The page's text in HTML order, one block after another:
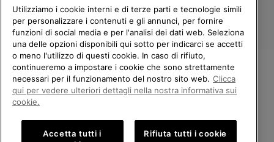
Italia
©2026Columbia Sportswear Company. Avenue des Morgines, 12 1213
Petit-Lancy Switzerland. Tutti i diritti riservati.
Politica sulla privacy Termini di utilizzo
BENVENUTO/A IN SOREL.
SELEZIONA IL TUO PAESE DI
Shopping online disponibile
Utilizziamo i cookie interni e di terze parti e tecnologie simili
per personalizzare i contenuti e gli annunci, per fornire
funzioni di social media e per l'analisi dei dati web. Seleziona
una delle opzioni disponibili qui sotto per indicarci se accetti
o meno l'utilizzo di questi cookie. In caso di rifiuto,
continueremo a impostare i cookie che sono strettamente
necessari per il funzionamento del nostro sito web. Clicca
qui per vedere ulteriori dettagli nella nostra informativa sui
cookie.
Accetta tutti i
Rifiuta tutti i cookie